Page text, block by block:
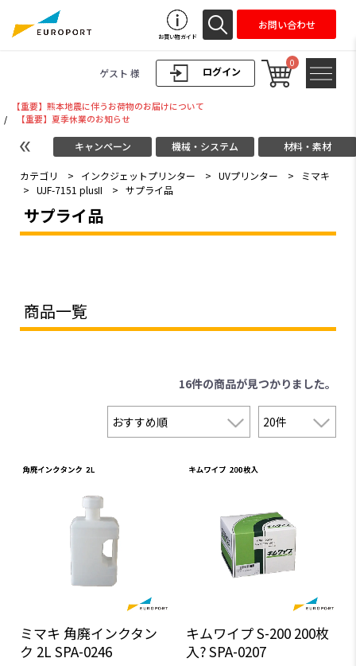
ログイン
ゲスト 様
0
お買い物ガイド
お問い合わせ
【重要】熊本地震に伴うお荷物のお届けについて
/
【重要】夏季休業のお知らせ
キャンペーン 機械・システム 材料・素材
カテゴリ > インクジェットプリンター > UVプリンター >
ミマキ
> UJF-7151 plusII > サプライ品
サプライ品
商品一覧
16件の商品が見つかりました。
ミマキ 角廃インクタン
ク 2L SPA-0246
キムワイプ S-200 200枚
入? SPA-0207